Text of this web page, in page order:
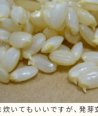
いてもいいですが、発芽